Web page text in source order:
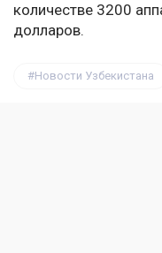
количестве 3200
долларов.
Новости Узбекистана